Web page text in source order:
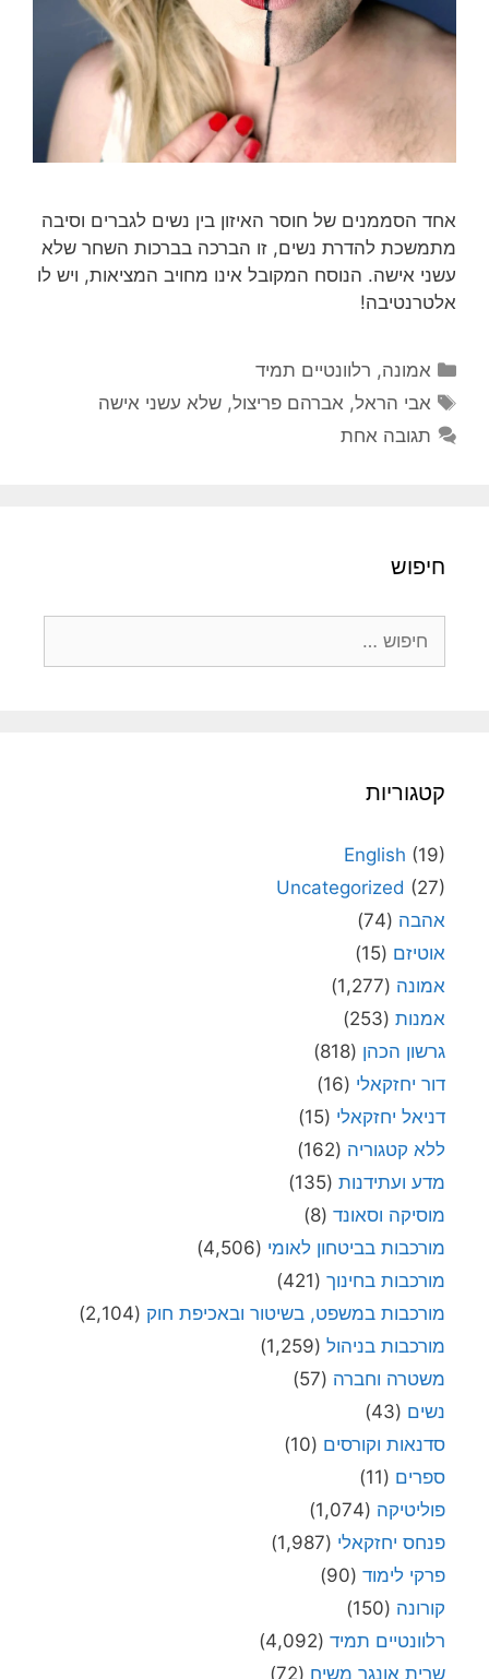
אחד הסממנים של חוסר האיזון בין נשים לגברים וסיבה
מתמשכת להדרת נשים, זו הברכה בברכות השחר שלא
עשני אישה. הנוסח המקובל אינו מחויב המציאות, ויש לו
אלטרנטיבה!
קטגוריות
אמונה, רלוונטיים תמיד
תגיות
אבי הראל, אברהם פריצול,שלא עשני אישה
תגובה אחת
חיפוש
קטגוריות
English (19)
Uncategorized (27)
אהבה (74)
אוטיזם (15)
אמונה (1,277)
אמנות (253)
גרשון הכהן (818)
דור יחזקאלי (16)
דניאל יחזקאלי (15)
ללא קטגוריה (162)
מדע ועתידנות (135)
מוסיקה וסאונד (8)
מורכבות בביטחון לאומי (4,506)
מורכבות בחינוך (421)
מורכבות במשפט, בשיטור ובאכיפת חוק (2,104)
מורכבות בניהול (1,259)
משטרה וחברה (57)
נשים (43)
סדנאות וקורסים (10)
ספרים (11)
פוליטיקה (1,074)
פנחס יחזקאלי (1,987)
פרקי לימוד (90)
קורונה (150)
רלוונטיים תמיד (4,092)
שרית אונגר משיח (72)